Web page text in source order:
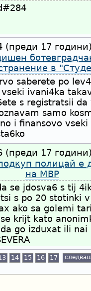
(преди 17
в
saberete po
ivani4ka
s registratsii
samo
i finansovo
(преди 17
полицай е
на МВР
se jdosva6 s tij
s po 20 stotinki
ako sa golemi
krijt kato
go izduxat ili
14 15 16 17